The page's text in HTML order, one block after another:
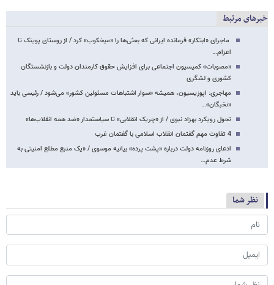
خبرهای مرتبط
ماجرای «ابتکار» فرمانده ایرانی که بعثی‌ها را «میخکوب» کرد / از روستای پوینک تا
اعزام…
«مصوبات» کمیسیون اجتماعی برای افزایش حقوق کارمندان دولت و بازنشستگان
کشوری و لشگری
مهاجری: اپوزیسیون، همیشه «سوار اشتباهات مسئولین کشور» می‌شود / رئیسی باید
«نخبگان»…
تحول رویکرد بهزاد نبوی / از «چریک انقلابی» تا سیاستمدار «ضد همه انقلاب‌ها»
4 تفاوت مهم گفتمان انقلاب اسلامی با گفتمان غرب
ادعای روزنامه دولت درباره «پشت پرده» بیانیه موسوی / «یک منبع مطلع امنیتی به
شرط عدم…
نظر شما